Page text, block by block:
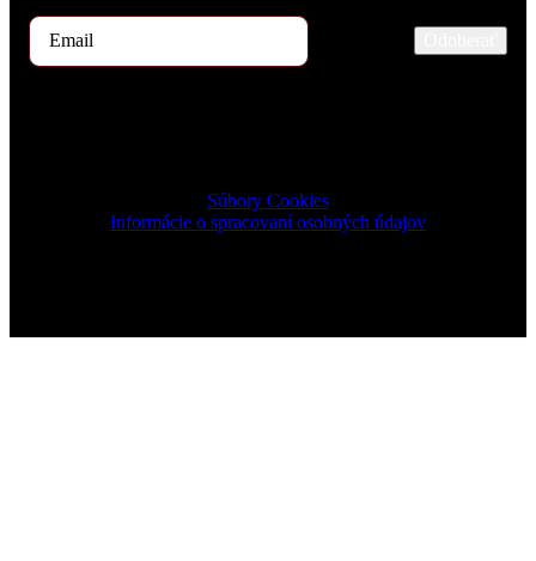
Súbory Cookies
Informácie o spracovaní osobných údajov